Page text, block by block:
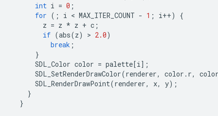
int i = 0 ;
for (; i < MAX_ITER_COUNT - 1 ; i++)
{
z = z * z + c ;
if (abs(z) > 2.0)
break ;
}
SDL_Color color = palette [i];
SDL_SetRenderDrawColor(renderer, color . r,
SDL_RenderDrawPoint(renderer, x, y);
}
}